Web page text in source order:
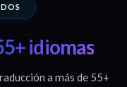
idiomas
a más de 55+